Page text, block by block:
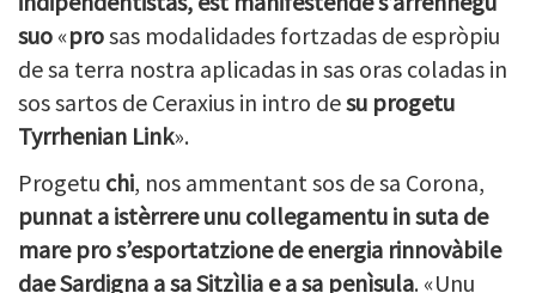
suo «prosas modalidades fortzadas de espròpiu
de sa terra nostra aplicadas in sas oras coladas in
sos sartos de Ceraxius in intro desu progetu
Tyrrhenian Link».
Progetu chi, nos ammentant sos de sa Corona,
punnat a istèrrere unu collegamentu in suta de
mare pro s’esportatzione de energia rinnovàbile
dae Sardigna a sa Sitzìlia e a sa penìsula. «Unu